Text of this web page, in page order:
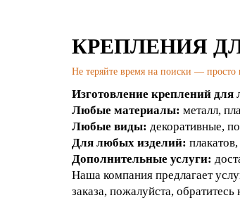
КРЕПЛЕНИЯ
Не теряйте время на поиски — просто
Изготовление креплений
Любые материалы: металл,
Любые виды: декоративные,
Для любых изделий:
Дополнительные услуги:
Наша компания предлагает
заказа, пожалуйста, обратитесь